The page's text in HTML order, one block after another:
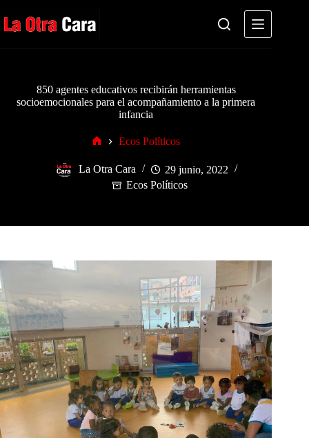
al
contenido
850 agentes educativos recibirán herramientas
socioemocionales para el acompañamiento a la primera
infancia
Ecos Políticos
La Otra Cara
29 junio, 2022
Ecos Políticos